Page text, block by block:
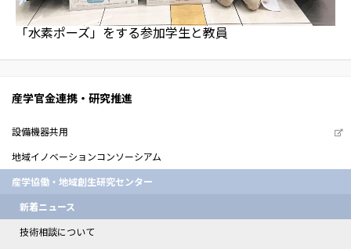
「水素ポーズ」をする参加学生と教員
産学官金連携・研究推進
設備機器共用
地域イノベーションコンソーシアム
産学協働・地域創生研究センター
新着ニュース
技術相談について